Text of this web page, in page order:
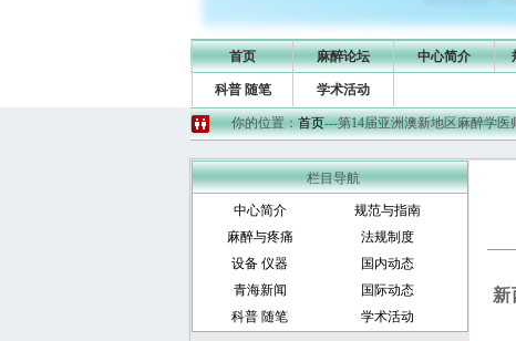
首页 麻醉论坛 中心简介
科普 随笔 学术活动
你的位置：首页---第14届亚洲澳新地区麻醉学医
栏目导航
中心简介
规范与指南
麻醉与疼痛
法规制度
设备 仪器
国内动态
青海新闻
国际动态
科普 随笔
学术活动
新